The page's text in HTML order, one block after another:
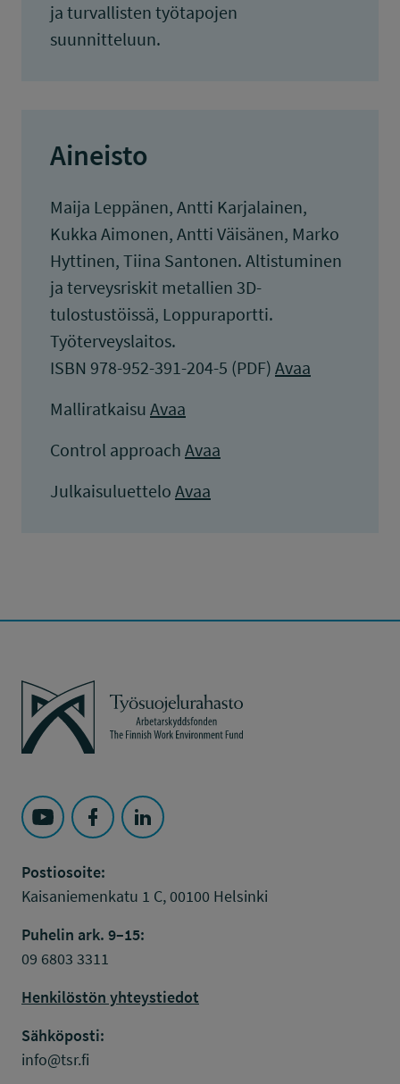
ja turvallisten työtapojen
suunnitteluun.
Aineisto
Maija Leppänen, Antti Karjalainen,
Kukka Aimonen, Antti Väisänen, Marko
Hyttinen, Tiina Santonen. Altistuminen
ja terveysriskit metallien 3D-
tulostustöissä, Loppuraportti.
Työterveyslaitos.
ISBN 978-952-391-204-5 (PDF) Avaa
Malliratkaisu Avaa
Control approach Avaa
Julkaisuluettelo Avaa
Työsuojelurahasto
Seuraa Työsuojelurahasto kohteessa: YouTube
Seuraa Työsuojelurahasto kohteessa:
Seuraa Työsuojelurahasto kohteessa:
Postiosoite:
Kaisaniemenkatu 1 C, 00100 Helsinki
Puhelin ark. 9–15:
09 6803 3311
Henkilöstön yhteystiedot
Sähköposti:
info@tsr.fi